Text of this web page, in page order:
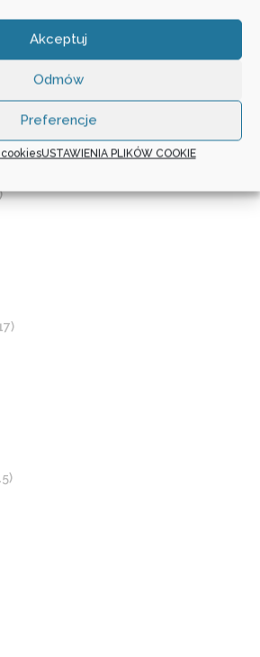
Akceptuj
Odmów
Preferencje
USTAWIENIA PLIKÓW COOKIE